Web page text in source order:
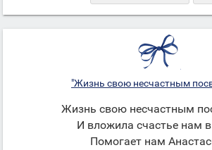
"Жизнь свою несчастным
Жизнь свою несчастным
И вложила счастье нам в
Помогает нам